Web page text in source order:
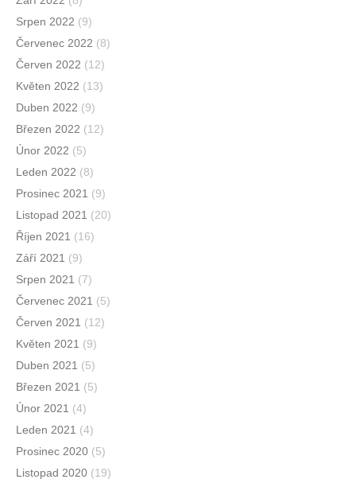
Srpen 2022 (9)
Červenec 2022 (8)
Červen 2022 (12)
Květen 2022 (13)
Duben 2022 (9)
Březen 2022 (12)
Únor 2022 (5)
Leden 2022 (8)
Prosinec 2021 (9)
Listopad 2021 (20)
Říjen 2021 (16)
Září 2021 (9)
Srpen 2021 (7)
Červenec 2021 (5)
Červen 2021 (12)
Květen 2021 (9)
Duben 2021 (5)
Březen 2021 (5)
Únor 2021 (4)
Leden 2021 (4)
Prosinec 2020 (5)
Listopad 2020 (19)